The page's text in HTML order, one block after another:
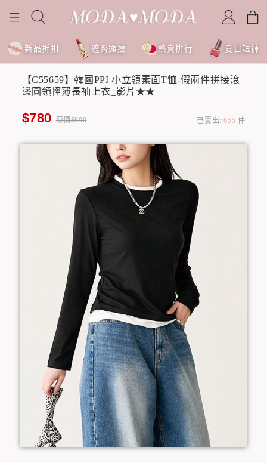
新品折扣 遮臀顯瘦 熱賣排行 夏日短褲
【C55659】韓國PPI 小立領素面T恤-假兩件拼接滾
邊圓領輕薄長袖上衣_影片★★
$780 原價$890 已賣出:655 件